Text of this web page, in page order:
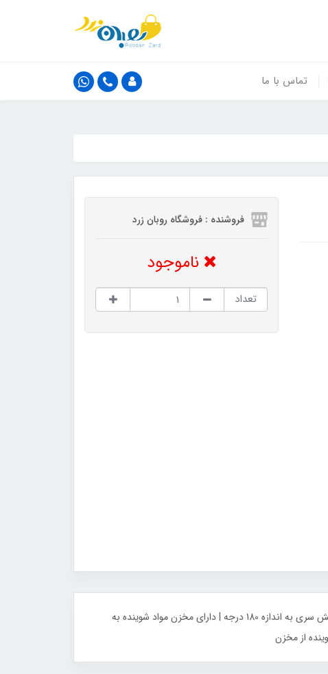
تماس با ما
فروشنده : فروشگاه روبان زرد
ناموجود
تعداد
دارای دستگیره ارگونومیک | دارای یک حوله میکروفایبر | داشتن قابلیت جدا کردن مخزن | دارای دسته‎‌ فلزی با فوم محافظ | قابلیت چرخش سری به اندازه 180 درجه | دارای مخزن مواد شوینده به